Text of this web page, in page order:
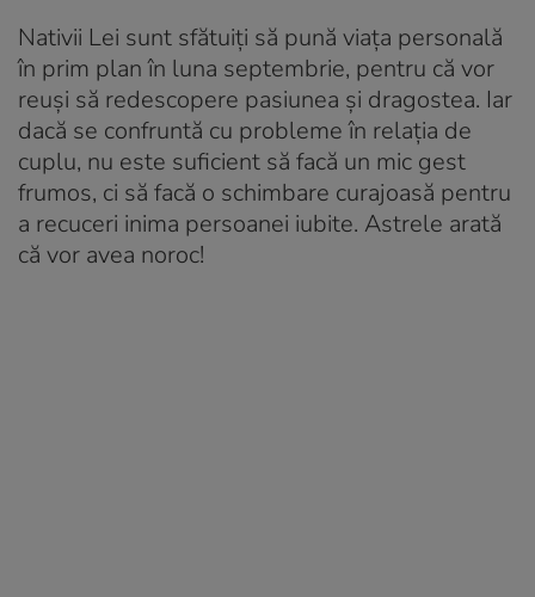
Nativii Lei sunt sfătuiți să pună viața personală
în prim plan în luna septembrie, pentru că vor
reuși să redescopere pasiunea și dragostea. Iar
dacă se confruntă cu probleme în relația de
cuplu, nu este suficient să facă un mic gest
frumos, ci să facă o schimbare curajoasă pentru
a recuceri inima persoanei iubite. Astrele arată
că vor avea noroc!